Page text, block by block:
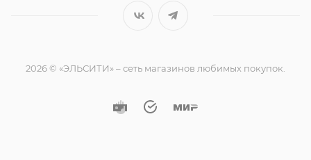
2026 © «ЭЛЬСИТИ» – сеть магазинов любимых покупок.